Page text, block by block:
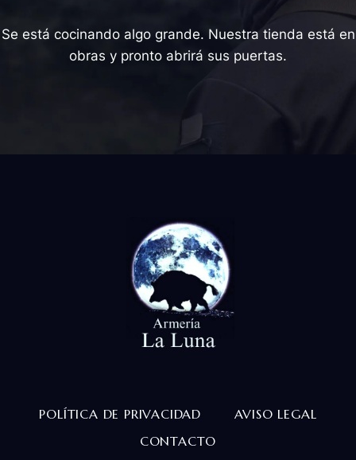
Se está cocinando algo grande. Nuestra tienda está en
obras y pronto abrirá sus puertas.
POLÍTICA DE PRIVACIDAD
AVISO LEGAL
CONTACTO